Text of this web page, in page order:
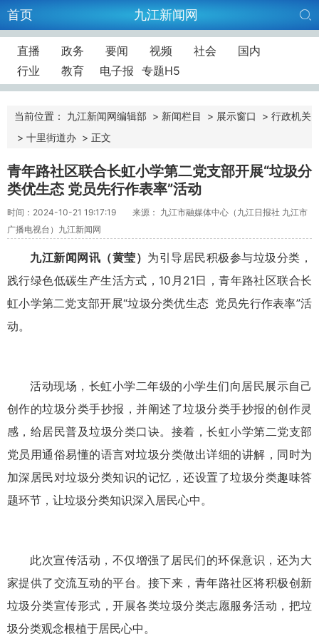
首页 九江新闻网
直播 政务 要闻 视频 社会
国内
行业
教育 电子报 专题H5
当前位置： 九江新闻网编辑部 > 新闻栏目 > 展示窗口 > 行政机关
> 十里街道办 > 正文
青年路社区联合长虹小学第二党支部开展“垃圾分
类优生态 党员先行作表率”活动
时间：2024-10-21 19:17:19
来源： 九江市融媒体中心（九江日报社 九江市
广播电视台）九江新闻网
九江新闻网讯 （黄莹） 为引导居民积极参与垃圾分类，
践行绿色低碳生产生活方式，10月21日，青年路社区联合长
虹小学第二党支部开展“垃圾分类优生态 党员先行作表率”活
动。
活动现场，长虹小学二年级的小学生们向居民展示自己
创作的垃圾分类手抄报，并阐述了垃圾分类手抄报的创作灵
感，给居民普及垃圾分类口诀。接着，长虹小学第二党支部
党员用通俗易懂的语言对垃圾分类做出详细的讲解，同时为
加深居民对垃圾分类知识的记忆，还设置了垃圾分类趣味答
题环节，让垃圾分类知识深入居民心中。
此次宣传活动，不仅增强了居民们的环保意识，还为大
家提供了交流互动的平台。接下来，青年路社区将积极创新
垃圾分类宣传形式，开展各类垃圾分类志愿服务活动，把垃
圾分类观念根植于居民心中。